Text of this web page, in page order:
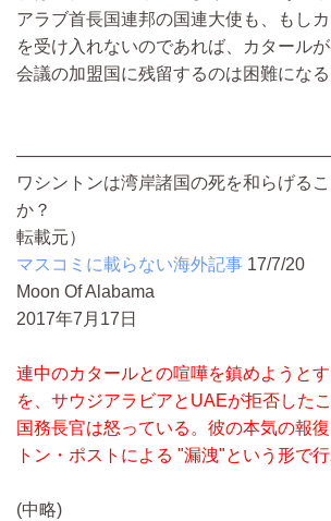
アラブ首長国連邦の国連大使も、もし
を受け入れないのであれば、カタール
会議の加盟国に残留するのは困難になる
ワシントンは湾岸諸国の死を和らげる
か？
転載元）
マスコミに載らない海外記事 17/7/20
Moon Of Alabama
2017年7月17日
連中のカタールとの喧嘩を鎮めようと
を、サウジアラビアとUAEが拒否した
国務長官は怒っている。彼の本気の報
トン・ポストによる "漏洩"という形で
(中略)